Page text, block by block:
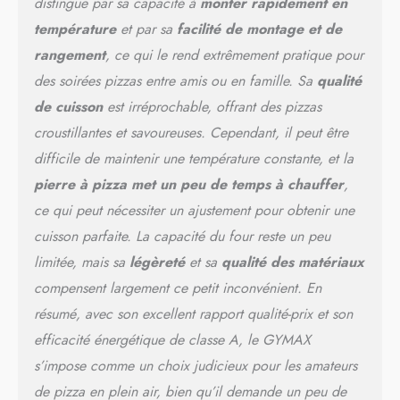
durable et une meilleure
conservation de la
température. ﹟𝐋𝐚𝐫𝐠𝐞
𝐀𝐩𝐩𝐥𝐢𝐜𝐚𝐭𝐢𝐨𝐧﹟Équipé de 4
pieds pliables et d'une
cheminée détachable, ce
four à pizza à bois peut être
transformé en un format
compact pour un stockage
et un transport faciles. Il
convient donc parfaitement
aux barbecues dans
l'arrière-cour, au camping,
aux fêtes et aux réunions de
famille.stockage et un
transport faciles. Il convient
donc parfaitement aux
barbecues dans l'arrière-
cour, au camping, aux fêtes
et aux réunions de famille.
﹟𝐀𝐜𝐜𝐞𝐬𝐬𝐨𝐢𝐫𝐞𝐬 𝐂𝐨𝐦𝐩𝐥𝐞𝐭𝐬﹟
températureet par sa facilité de montage et de
rangement, ce qui le rend extrêmement pratique pour
des soirées pizzas entre amis ou en famille. Sa qualité
de cuissonest irréprochable, offrant des pizzas
croustillantes et savoureuses. Cependant, il peut être
difficile de maintenir une température constante, et la
pierre à pizza met un peu de temps à chauffer,
ce qui peut nécessiter un ajustement pour obtenir une
cuisson parfaite. La capacité du four reste un peu
limitée, mais sa légèretéet sa qualité des matériaux
compensent largement ce petit inconvénient. En
résumé, avec son excellent rapport qualité-prix et son
efficacité énergétique de classe A, le GYMAX
s’impose comme un choix judicieux pour les amateurs
de pizza en plein air, bien qu’il demande un peu de